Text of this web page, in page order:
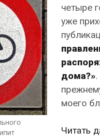
четыре
уже
дома?»
моего
Читать